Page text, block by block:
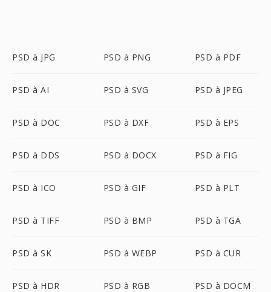
PSD à JPG PSD à PNG PSD à PDF
PSD à AI PSD à SVG PSD à JPEG
PSD à DOC PSD à DXF PSD à EPS
PSD à DDS PSD à DOCX PSD à FIG
PSD à ICO PSD à GIF PSD à PLT
PSD à TIFF PSD à BMP PSD à TGA
PSD à SK PSD à WEBP PSD à CUR
PSD à HDR PSD à RGB PSD à DOCM